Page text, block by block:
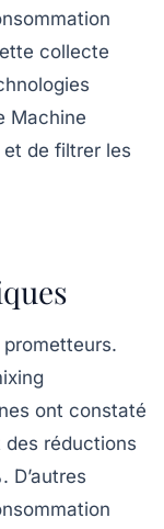
collecte
Machine
et de filtrer les
ont constaté
réductions
D’autres